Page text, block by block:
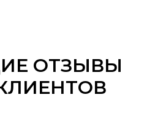
ОТЗЫВЫ